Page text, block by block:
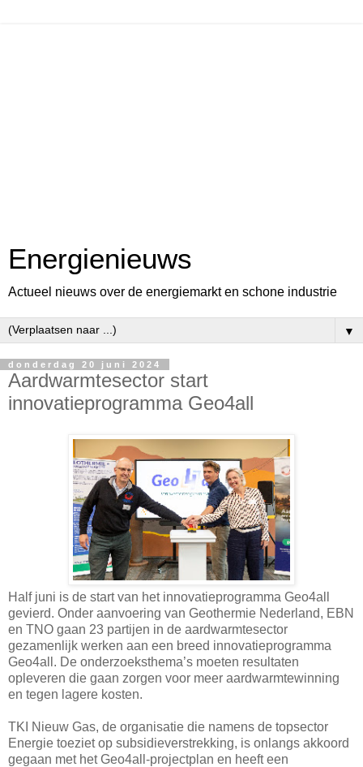
Energienieuws
Actueel nieuws over de energiemarkt en schone industrie
▼
donderdag 20 juni 2024
Aardwarmtesector start
innovatieprogramma Geo4all
Half juni is de start van het innovatieprogramma Geo4all
gevierd. Onder aanvoering van Geothermie Nederland, EBN
en TNO gaan 23 partijen in de aardwarmtesector
gezamenlijk werken aan een breed innovatieprogramma
Geo4all. De onderzoeksthema’s moeten resultaten
opleveren die gaan zorgen voor meer aardwarmtewinning
en tegen lagere kosten.
TKI Nieuw Gas, de organisatie die namens de topsector
Energie toeziet op subsidieverstrekking, is onlangs akkoord
gegaan met het Geo4all-projectplan en heeft een